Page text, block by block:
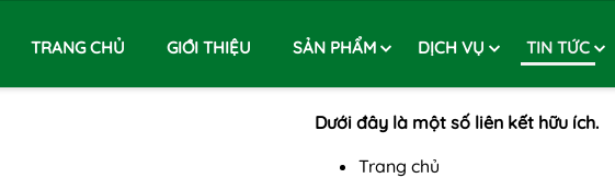
TRANG CHỦ GIỚI THIỆU SẢN PHẨM DỊCH VỤ TIN TỨC
Dưới đây là một số liên kết hữu ích.
Trang chủ